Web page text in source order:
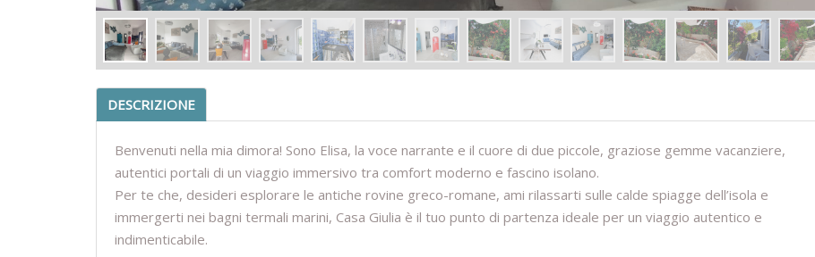
DESCRIZIONE
Benvenuti nella mia dimora! Sono Elisa, la voce narrante e il cuore di due piccole, graziose gemme vacanziere,
autentici portali di un viaggio immersivo tra comfort moderno e fascino isolano.
Per te che, desideri esplorare le antiche rovine greco-romane, ami rilassarti sulle calde spiagge dell’isola e
immergerti nei bagni termali marini, Casa Giulia è il tuo punto di partenza ideale per un viaggio autentico e
indimenticabile.